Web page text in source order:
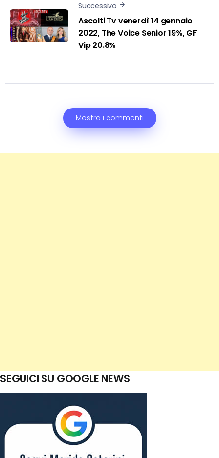
Successivo
Ascolti Tv venerdì 14 gennaio
2022, The Voice Senior 19%, GF
Vip 20.8%
Mostra i commenti
SEGUICI SU GOOGLE NEWS